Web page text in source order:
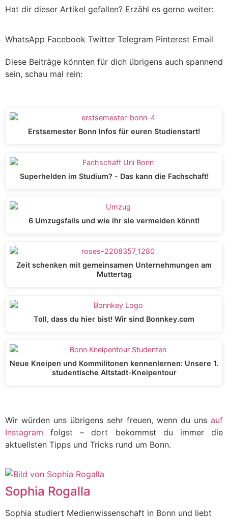
Hat dir dieser Artikel gefallen? Erzähl es gerne weiter:
WhatsApp Facebook Twitter Telegram Pinterest Email
Diese Beiträge könnten für dich übrigens auch spannend
sein, schau mal rein:
Erstsemester Bonn Infos für euren Studienstart!
Superhelden im Studium? - Das kann die Fachschaft!
6 Umzugsfails und wie ihr sie vermeiden könnt!
Zeit schenken mit gemeinsamen Unternehmungen am
Muttertag
Toll, dass du hier bist! Wir sind Bonnkey.com
Neue Kneipen und Kommilitonen kennenlernen: Unsere 1.
studentische Altstadt-Kneipentour
Wir würden uns übrigens sehr freuen, wenn du uns auf
Instagram folgst – dort bekommst du immer die
aktuellsten Tipps und Tricks rund um Bonn.
Sophia Rogalla
Sophia studiert Medienwissenschaft in Bonn und liebt